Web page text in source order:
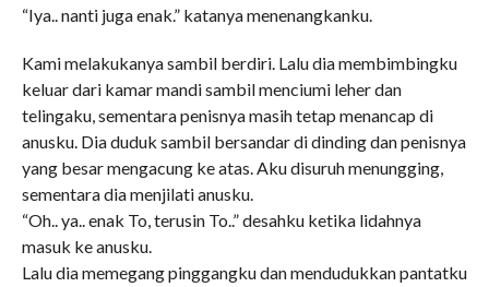
“Iya.. nanti juga enak.” katanya menenangkanku.
Kami melakukanya sambil berdiri. Lalu dia membimbingku
keluar dari kamar mandi sambil menciumi leher dan
telingaku, sementara penisnya masih tetap menancap di
anusku. Dia duduk sambil bersandar di dinding dan penisnya
yang besar mengacung ke atas. Aku disuruh menungging,
sementara dia menjilati anusku.
“Oh.. ya.. enak To, terusin To..” desahku ketika lidahnya
masuk ke anusku.
Lalu dia memegang pinggangku dan mendudukkan pantatku